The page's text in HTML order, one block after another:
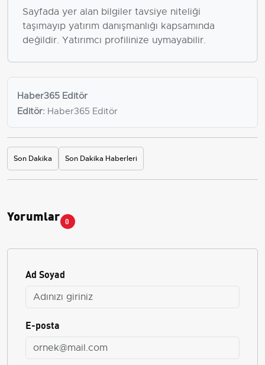
Sayfada yer alan bilgiler tavsiye niteliği
taşımayıp yatırım danışmanlığı kapsamında
değildir. Yatırımcı profilinize uymayabilir.
Haber365 Editör
Editör: Haber365 Editör
Son Dakika Son Dakika Haberleri
Yorumlar 0
Ad Soyad
E-posta